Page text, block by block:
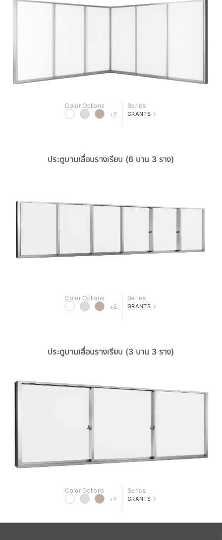
Color Options
+2
Series
GRANTS >
ประตูบานเลื่อนรางเรียบ (6 บาน 3 ราง)
Color Options
+2
Series
GRANTS >
ประตูบานเลื่อนรางเรียบ (3 บาน 3 ราง)
Color Options
+2
Series
GRANTS >